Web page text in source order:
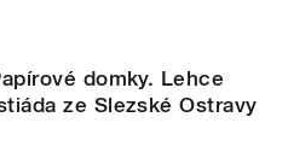
domky. Lehce
ze Slezské Ostravy